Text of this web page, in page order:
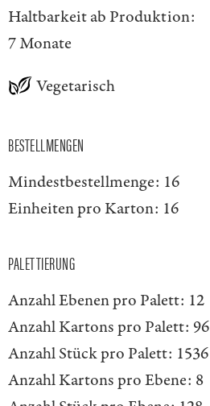
Haltbarkeit ab Produktion:
7 Monate
Vegetarisch
BESTELLMENGEN
Mindestbestellmenge: 16
Einheiten pro Karton: 16
PALETTIERUNG
Anzahl Ebenen pro Palett: 12
Anzahl Kartons pro Palett: 96
Anzahl Stück pro Palett: 1536
Anzahl Kartons pro Ebene: 8